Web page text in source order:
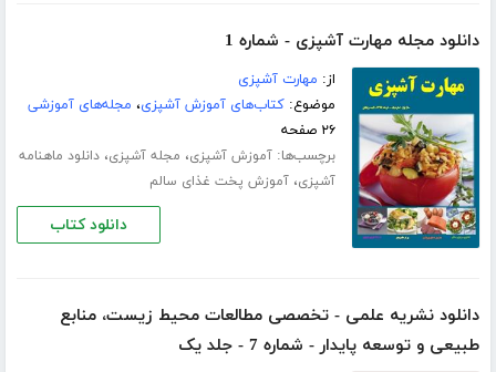
دانلود مجله مهارت آشپزی - شماره 1
از: مهارت آشپزی
موضوع:کتاب‌های آموزش آشپزی، مجله‌های آموزشی
۲۶ صفحه
برچسب‌ها:آموزش آشپزی، مجله آشپزی،دانلود ماهنامه
آشپزی،آموزش پخت غذای سالم
دانلود کتاب
دانلود نشریه علمی - تخصصی مطالعات محیط‌ زیست، منابع
طبیعی و توسعه پایدار - شماره 7 - جلد یک